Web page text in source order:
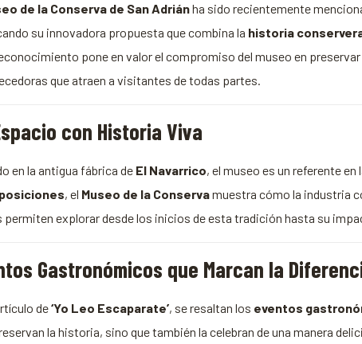
de la Conserva de San Adriánha sido recientemente
su innovadora propuesta que combina la historia
pone en valor el compromiso del museo en
que atraen a visitantes de todas partes.
con Historia Viva
en la antigua fábrica de El Navarrico, el museo es un referente
, el Museo de la Conservamuestra cómo la industria
explorar desde los inicios de esta tradición hasta su
Gastronómicos que Marcan la
de‘Yo Leo Escaparate’, se resaltan los eventos
la historia, sino que también la celebran de una manera